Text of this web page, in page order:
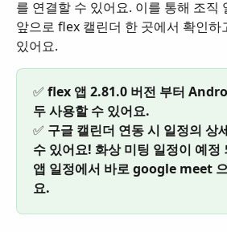
를 연결할 수 있어요. 이를 통해 조직
앞으로 flex 캘린더 한 곳에서 확인하
있어요.
✅ flex 앱 2.81.0 버전 부터
두 사용할 수 있어요.
✅ 구글 캘린더 연동 시 일정의 상
수 있어요! 화상 미팅 일정이 예
앱 일정에서 바로 google meet
요.